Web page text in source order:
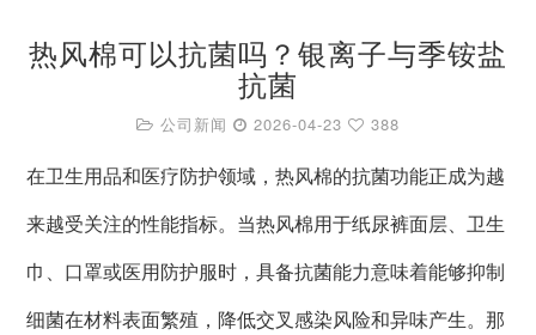
热风棉可以抗菌吗？银离子与季铵盐
抗菌
公司新闻 2026-04-23 388
在卫生用品和医疗防护领域，热风棉的抗菌功能正成为越
来越受关注的性能指标。当热风棉用于纸尿裤面层、卫生
巾、口罩或医用防护服时，具备抗菌能力意味着能够抑制
细菌在材料表面繁殖，降低交叉感染风险和异味产生。那